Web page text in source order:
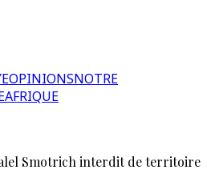
OPINIONSNOTRE
AFRIQUE
Smotrich interdit de territoire